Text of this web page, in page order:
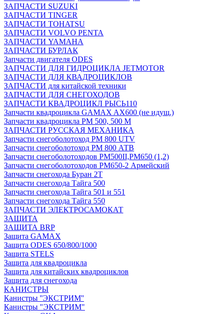
ЗАПЧАСТИ SUZUKI
ЗАПЧАСТИ TINGER
ЗАПЧАСТИ TOHATSU
ЗАПЧАСТИ VOLVO PENTA
ЗАПЧАСТИ YAMAHA
ЗАПЧАСТИ БУРЛАК
Запчасти двигателя ODES
ЗАПЧАСТИ ДЛЯ ГИДРОЦИКЛА JETMOTOR
ЗАПЧАСТИ ДЛЯ КВАДРОЦИКЛОВ
ЗАПЧАСТИ для китайской техники
ЗАПЧАСТИ ДЛЯ СНЕГОХОДОВ
ЗАПЧАСТИ КВАДРОЦИКЛ РЫСЬ110
Запчасти квадроцикла GAMAX AX600 (не идущ.)
Запчасти квадроцикла РМ 500, 500 М
ЗАПЧАСТИ РУССКАЯ МЕХАНИКА
Запчасти снегоболотоход РМ 800 UTV
Запчасти снегоболотоход РМ 800 АТВ
Запчасти снегоболотоходов РМ500II,РМ650 (1,2)
Запчасти снегоболотоходов РМ650-2 Армейский
Запчасти снегохода Буран 2Т
Запчасти снегохода Тайга 500
Запчасти снегохода Тайга 501 и 551
Запчасти снегохода Тайга 550
ЗАПЧАСТИ ЭЛЕКТРОСАМОКАТ
ЗАЩИТА
ЗАЩИТА BRP
Защита GAMAX
Защита ODES 650/800/1000
Защита STELS
Защита для квадроцикла
Защита для китайских квадроциклов
Защита для снегохода
КАНИСТРЫ
Канистры ''ЭКСТРИМ''
Канистры "ЭКСТРИМ"